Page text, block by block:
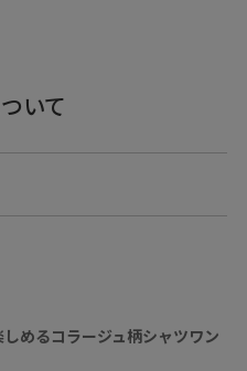
いて
めるコラージュ柄シャツワン